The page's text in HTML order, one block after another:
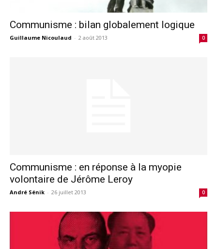
Communisme : bilan globalement logique
Guillaume Nicoulaud - 2 août 2013 0
Communisme : en réponse à la myopie
volontaire de Jérôme Leroy
André Sénik - 26 juillet 2013 0